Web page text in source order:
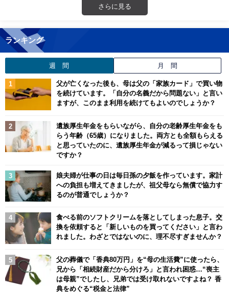
さらに見る
ランキング
週 間 月 間
父が亡くなった後も、母は父の「家族カード」で買い物
を続けています。「自分の名義だから問題ない」と言い
ますが、このまま利用を続けてもよいのでしょうか？
遺族厚生年金をもらいながら、自分の老齢厚生年金をも
らう年齢（65歳）になりました。両方とも全額もらえる
と思っていたのに、遺族厚生年金が減るって損じゃない
ですか？
娘夫婦が仕事の日は毎日孫の夕飯を作っています。家計
への負担も増えてきましたが、祖父母なら無償で協力す
るのが普通でしょうか？
食べる前のソフトクリームを落としてしまった息子。交
換を依頼すると「新しいものを買ってください」と言わ
れました。わざとではないのに、理不尽すぎませんか？
父の葬儀で「香典80万円」を“母の生活費”に使ったら、
兄から「相続財産だから分けろ」と言われ困惑…“喪主
は母親”でしたし、兄弟では受け取れないですよね？ 香
典をめぐる“税金と法律”